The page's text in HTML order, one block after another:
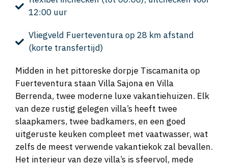
12:00 uur
Vliegveld Fuerteventura op 28 km afstand
(korte transfertijd)
Midden in het pittoreske dorpje Tiscamanita op
Fuerteventura staan Villa Sajona en Villa
Berrenda, twee moderne luxe vakantiehuizen. Elk
van deze rustig gelegen villa’s heeft twee
slaapkamers, twee badkamers, en een goed
uitgeruste keuken compleet met vaatwasser, wat
zelfs de meest verwende vakantiekok zal bevallen.
Het interieur van deze villa’s is sfeervol, mede